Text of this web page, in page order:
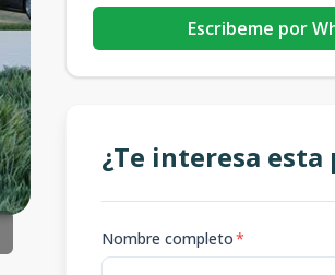
Escribeme por
¿Te interesa esta
Nombre completo*